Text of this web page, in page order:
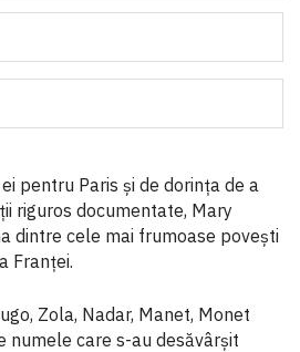
pentru Paris și de dorința de a
riguros documentate, Mary
dintre cele mai frumoase povești
Franței.
Zola, Nadar, Manet, Monet
numele care s-au desăvârșit